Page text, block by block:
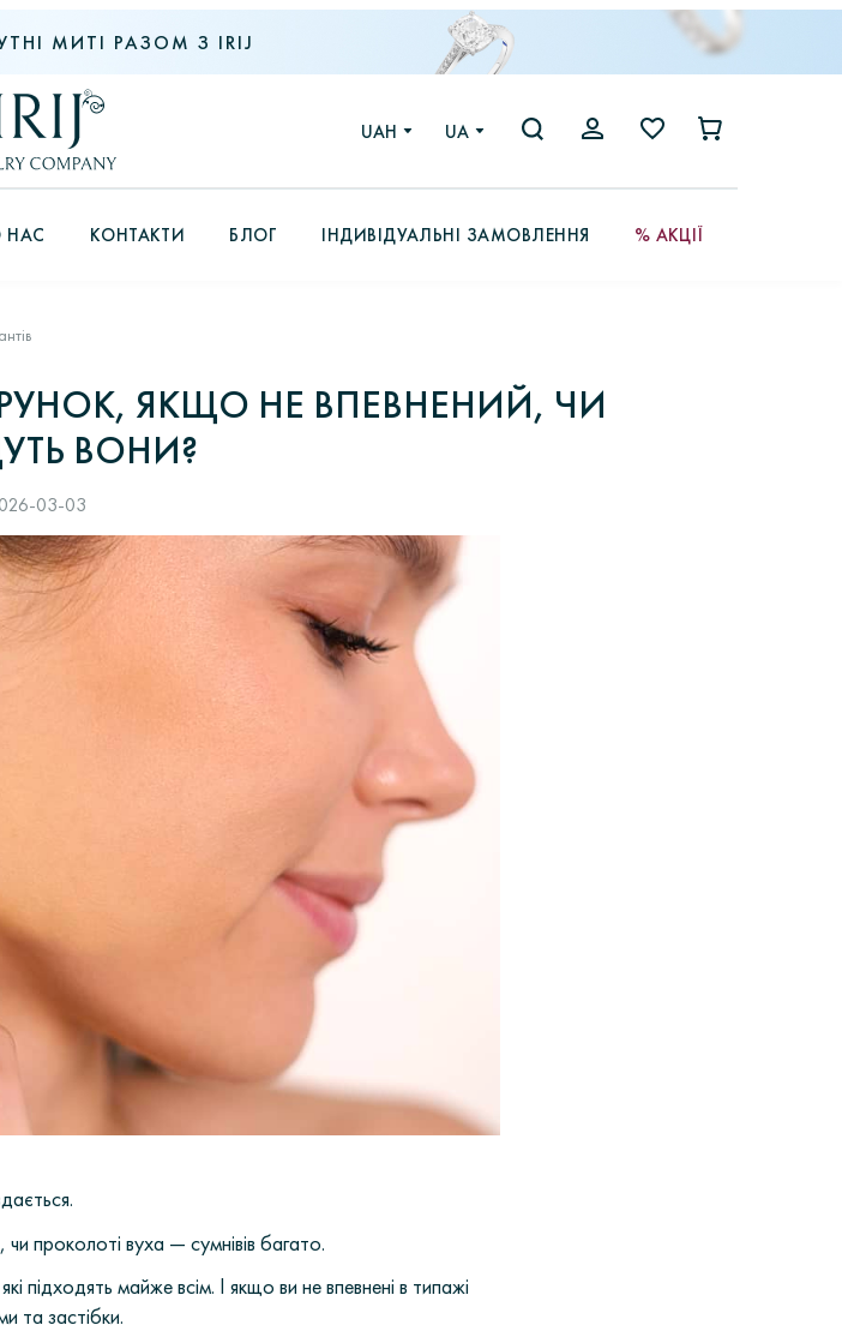
МИТІ РАЗОМ З IRIJ
UAH UA
НАС КОНТАКТИ БЛОГ ІНДИВІДУАЛЬНІ ЗАМОВЛЕННЯ % АКЦІЇ
ЯКЩО НЕ ВПЕВНЕНИЙ, ЧИ
ВОНИ?
03-03
проколоті вуха — сумнівів багато.
підходять майже всім. І якщо ви не впевнені в типажі
та застібки.